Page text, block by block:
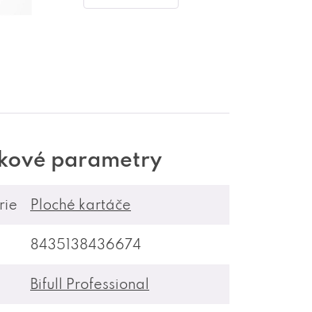
parametry
Ploché kartáče
8435138436674
Bifull Professional